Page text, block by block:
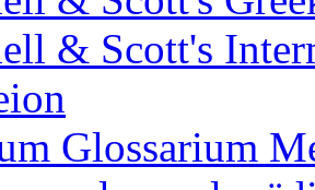
& Scott's
Glossarium